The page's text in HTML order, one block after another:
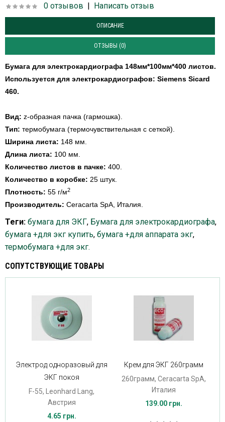
0 отзывов | Написать отзыв
ОПИСАНИЕ
ОТЗЫВЫ (0)
Бумага для электрокардиографа 148мм*100мм*400 листов.
Используется для электрокардиографов: Siemens Sicard
460.
Вид: z-образная пачка (гармошка).
Тип: термобумага (термочувствительная с сеткой).
Ширина листа: 148 мм.
Длина листа: 100 мм.
Количество листов в пачке: 400.
Количество в коробке: 25 штук.
Плотность: 55 г/м2
Производитель: Ceracarta SpA, Италия.
Теги: бумага для ЭКГ, Бумага для электрокардиографа,
бумага +для экг купить, бумага +для аппарата экг,
термобумага +для экг.
СОПУТСТВУЮЩИЕ ТОВАРЫ
Электрод одноразовый для
ЭКГ покоя
F-55, Leonhard Lang,
Австрия
4.65 грн.
Крем для ЭКГ 260грамм
260грамм, Ceracarta SpA,
Италия
139.00 грн.